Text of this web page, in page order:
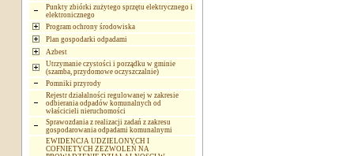
Punkty zbiórki zużytego sprzętu elektrycznego i
elektronicznego
Program ochrony środowiska
Plan gospodarki odpadami
Azbest
Utrzymanie czystości i porządku w gminie
(szamba, przydomowe oczyszczalnie)
Pomniki przyrody
Rejestr działalności regulowanej w zakresie
odbierania odpadów komunalnych od
właścicieli nieruchomości
Sprawozdania z realizacji zadań z zakresu
gospodarowania odpadami komunalnymi
EWIDENCJA UDZIELONYCH I
COFNIETYCH ZEZWOLEŃ NA